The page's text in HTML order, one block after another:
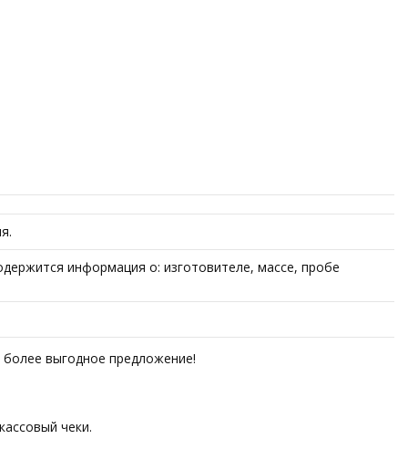
информация о: изготовителе, массе, пробе
выгодное предложение!
чеки.